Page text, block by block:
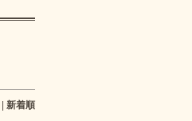
新着順